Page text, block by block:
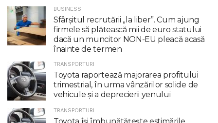
BUSINESS
Sfârșitul recrutării „la liber”. Cum ajung
firmele să plătească mii de euro statului
dacă un muncitor NON-EU pleacă acasă
înainte de termen
TRANSPORTURI
Toyota raportează majorarea profitului
trimestrial, în urma vânzărilor solide de
vehicule și a deprecierii yenului
TRANSPORTURI